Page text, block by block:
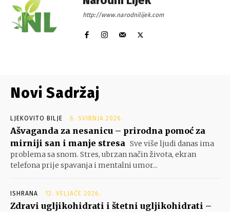
http://www.narodnilijek.com
Novi Sadržaj
LJEKOVITO BILJE 6. SVIBNJA 2026.
Ašvaganda za nesanicu – prirodna pomoć za
mirniji san i manje stresa Sve više ljudi danas ima
problema sa snom. Stres, ubrzan način života, ekran
telefona prije spavanja i mentalni umor...
ISHRANA 12. VELJAČE 2026.
Zdravi ugljikohidrati i štetni ugljikohidrati –